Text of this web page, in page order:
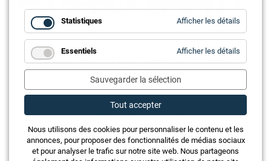
Genève: Assemblée Générale commune
MBG
accueilli la partie publique de l’assemblée générale
commune du Groupement des métiers du bâtiment
Statistiques Afficher les détails
Essentiels Afficher les détails
Sauvegarder la sélection
Tout accepter
Nous utilisons des cookies pour personnaliser le contenu et les
annonces, pour proposer des fonctionnalités de médias sociaux
et pour analyser le trafic sur notre site web. Nous partageons